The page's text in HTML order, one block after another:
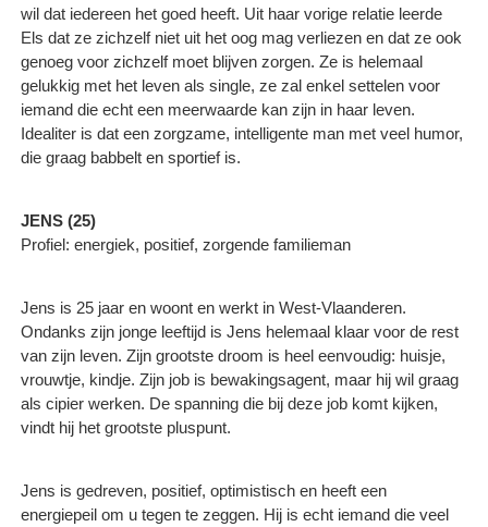
wil dat iedereen het goed heeft. Uit haar vorige relatie leerde
Els dat ze zichzelf niet uit het oog mag verliezen en dat ze ook
genoeg voor zichzelf moet blijven zorgen. Ze is helemaal
gelukkig met het leven als single, ze zal enkel settelen voor
iemand die echt een meerwaarde kan zijn in haar leven.
Idealiter is dat een zorgzame, intelligente man met veel humor,
die graag babbelt en sportief is.
JENS (25)
Profiel: energiek, positief, zorgende familieman
Jens is 25 jaar en woont en werkt in West-Vlaanderen.
Ondanks zijn jonge leeftijd is Jens helemaal klaar voor de rest
van zijn leven. Zijn grootste droom is heel eenvoudig: huisje,
vrouwtje, kindje. Zijn job is bewakingsagent, maar hij wil graag
als cipier werken. De spanning die bij deze job komt kijken,
vindt hij het grootste pluspunt.
Jens is gedreven, positief, optimistisch en heeft een
energiepeil om u tegen te zeggen. Hij is echt iemand die veel